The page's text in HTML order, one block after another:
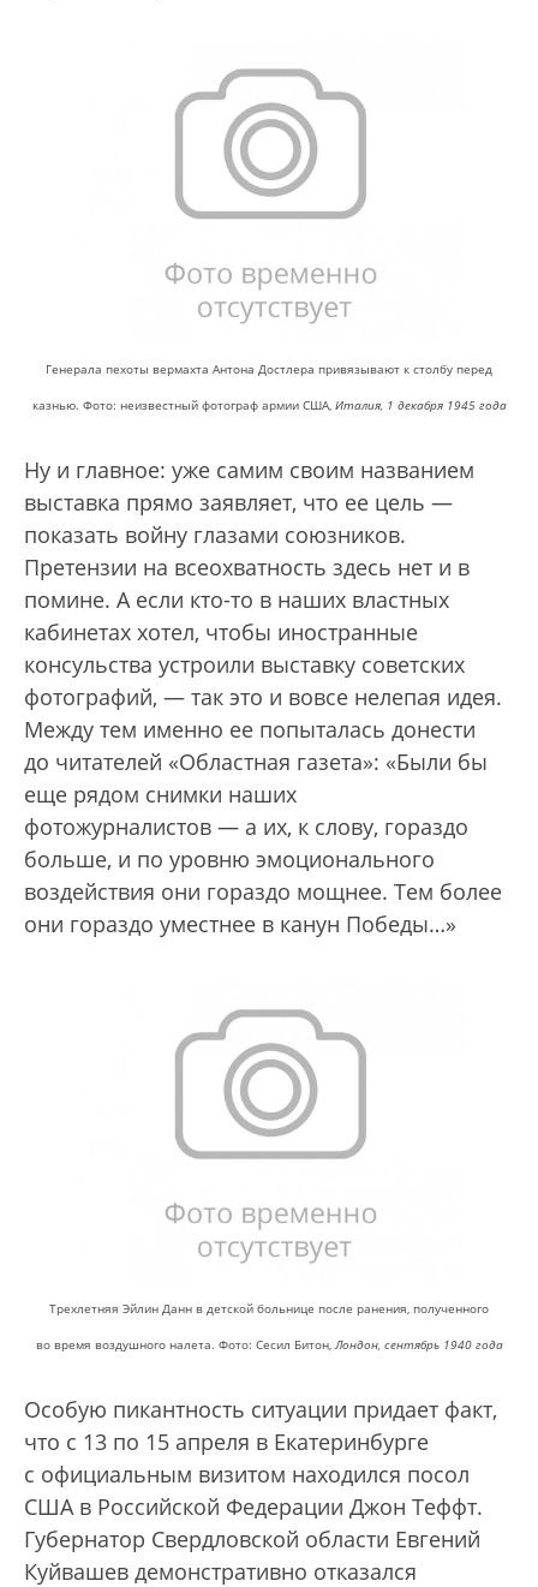
Генерала пехоты вермахта Антона Достлера привязывают к столбу перед
казнью. Фото: неизвестный фотограф армии США, Италия, 1 декабря 1945 года
Ну и главное: уже самим своим названием
выставка прямо заявляет, что ее цель —
показать войну глазами союзников.
Претензии на всеохватность здесь нет и в
помине. А если кто-то в наших властных
кабинетах хотел, чтобы иностранные
консульства устроили выставку советских
фотографий, — так это и вовсе нелепая идея.
Между тем именно ее попыталась донести
до читателей «Областная газета»: «Были бы
еще рядом снимки наших
фотожурналистов — а их, к слову, гораздо
больше, и по уровню эмоционального
воздействия они гораздо мощнее. Тем более
они гораздо уместнее в канун Победы…»
Трехлетняя Эйлин Данн в детской больнице после ранения, полученного
во время воздушного налета. Фото: Сесил Битон,Лондон, сентябрь 1940 года
Особую пикантность ситуации придает факт,
что с 13 по 15 апреля в Екатеринбурге
с официальным визитом находился посол
США в Российской Федерации Джон Теффт.
Губернатор Свердловской области Евгений
Куйвашев демонстративно отказался